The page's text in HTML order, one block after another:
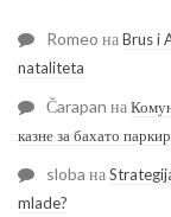
Romeo наBrus i
nataliteta
Čarapan на
казне за бахато
sloba на
mlade?